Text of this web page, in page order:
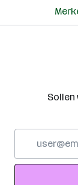
Sollen
Adresse